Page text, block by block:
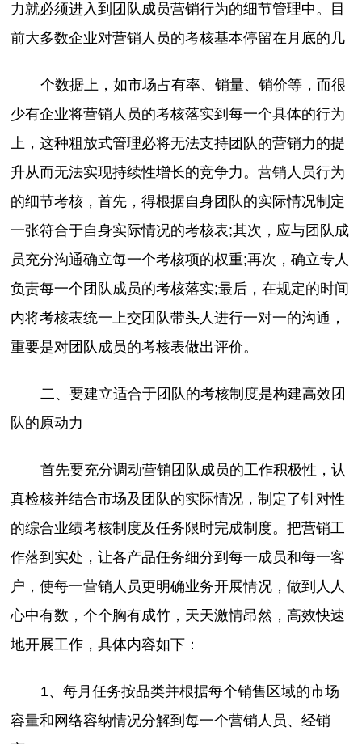
力就必须进入到团队成员营销行为的细节管理中。目
前大多数企业对营销人员的考核基本停留在月底的几
个数据上，如市场占有率、销量、销价等，而很
少有企业将营销人员的考核落实到每一个具体的行为
上，这种粗放式管理必将无法支持团队的营销力的提
升从而无法实现持续性增长的竞争力。营销人员行为
的细节考核，首先，得根据自身团队的实际情况制定
一张符合于自身实际情况的考核表;其次，应与团队成
员充分沟通确立每一个考核项的权重;再次，确立专人
负责每一个团队成员的考核落实;最后，在规定的时间
内将考核表统一上交团队带头人进行一对一的沟通，
重要是对团队成员的考核表做出评价。
二、要建立适合于团队的考核制度是构建高效团
队的原动力
首先要充分调动营销团队成员的工作积极性，认
真检核并结合市场及团队的实际情况，制定了针对性
的综合业绩考核制度及任务限时完成制度。把营销工
作落到实处，让各产品任务细分到每一成员和每一客
户，使每一营销人员更明确业务开展情况，做到人人
心中有数，个个胸有成竹，天天激情昂然，高效快速
地开展工作，具体内容如下：
1、每月任务按品类并根据每个销售区域的市场
容量和网络容纳情况分解到每一个营销人员、经销